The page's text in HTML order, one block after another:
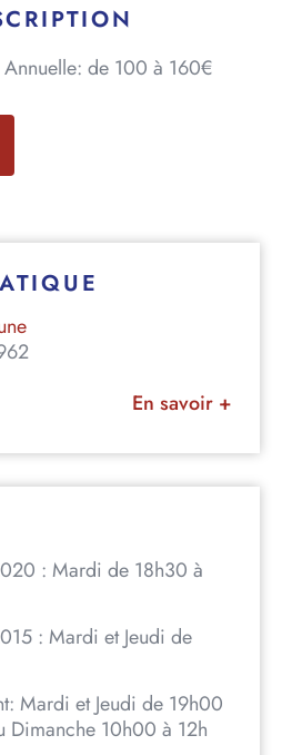
de 100 à 160€
En savoir +
: Mardi de 18h30 à
: Mardi et Jeudi de
Mardi et Jeudi de 19h00
Dimanche 10h00 à 12h